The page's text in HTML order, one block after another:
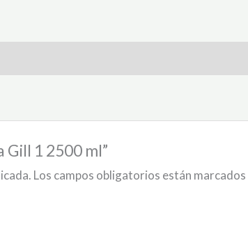
1 2500 ml”
Los campos obligatorios están marcados